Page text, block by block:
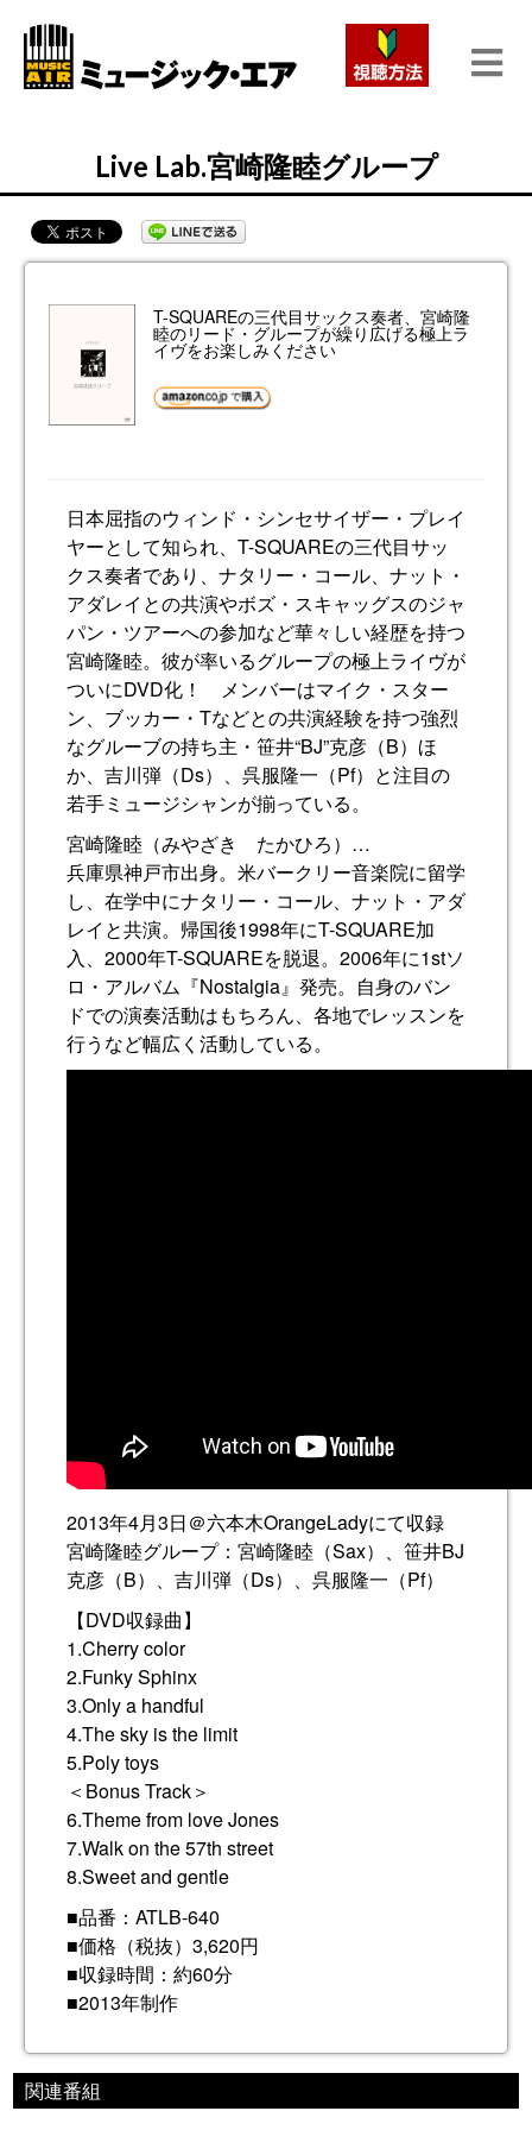
Live Lab.宮崎隆睦グループ
T-SQUAREの三代目サックス奏者、宮崎隆
睦のリード・グループが繰り広げる極上ラ
イヴをお楽しみください
日本屈指のウィンド・シンセサイザー・プレイ
ヤーとして知られ、T-SQUAREの三代目サッ
クス奏者であり、ナタリー・コール、ナット・
アダレイとの共演やボズ・スキャッグスのジャ
パン・ツアーへの参加など華々しい経歴を持つ
宮崎隆睦。彼が率いるグループの極上ライヴが
ついにDVD化！ メンバーはマイク・スター
ン、ブッカー・Tなどとの共演経験を持つ強烈
なグルーブの持ち主・笹井“BJ”克彦（B）ほ
か、吉川弾（Ds）、呉服隆一（Pf）と注目の
若手ミュージシャンが揃っている。
宮崎隆睦（みやざき たかひろ）…
兵庫県神戸市出身。米バークリー音楽院に留学
し、在学中にナタリー・コール、ナット・アダ
レイと共演。帰国後1998年にT-SQUARE加
入、2000年T-SQUAREを脱退。2006年に1stソ
ロ・アルバム『Nostalgia』発売。自身のバン
ドでの演奏活動はもちろん、各地でレッスンを
行うなど幅広く活動している。
2013年4月3日＠六本木OrangeLadyにて収録
宮崎隆睦グループ：宮崎隆睦（Sax）、笹井BJ
克彦（B）、吉川弾（Ds）、呉服隆一（Pf）
【DVD収録曲】
1.Cherry color
2.Funky Sphinx
3.Only a handful
4.The sky is the limit
5.Poly toys
＜Bonus Track＞
6.Theme from love Jones
7.Walk on the 57th street
8.Sweet and gentle
■品番：ATLB-640
■価格（税抜）3,620円
■収録時間：約60分
■2013年制作
関連番組